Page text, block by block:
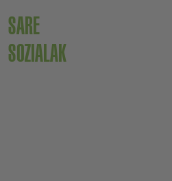
SARE
SOZIALAK